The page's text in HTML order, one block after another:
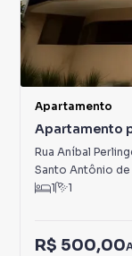
Apartamento
Apartamento
Rua Aníbal
Santo Antônio de
1
1
R$ 500,00